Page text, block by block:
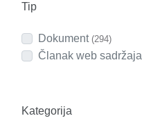
Tip
Dokument (294)
Članak web sadržaja
Kategorija